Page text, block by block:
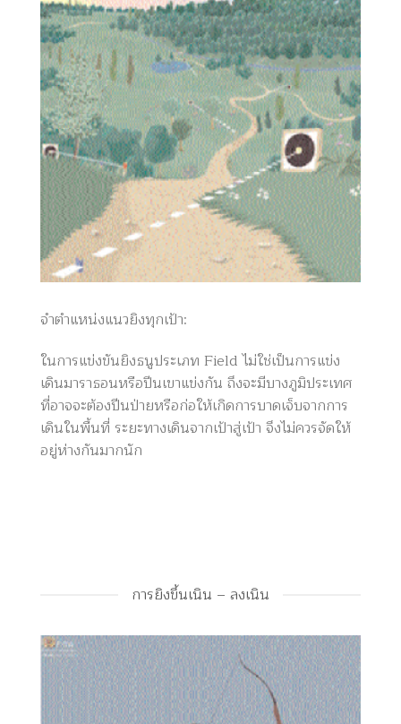
จำตำแหน่งแนวยิงทุกเป้า:
ในการแข่งขันยิงธนูประเภท Field ไม่ใช่เป็นการแข่ง
เดินมาราธอนหรือปีนเขาแข่งกัน ถึงจะมีบางภูมิประเทศ
ที่อาจจะต้องปีนป่ายหรือก่อให้เกิดการบาดเจ็บจากการ
เดินในพื้นที่ ระยะทางเดินจากเป้าสู่เป้า จึงไม่ควรจัดให้
อยู่ห่างกันมากนัก
การยิงขึ้นเนิน – ลงเนิน